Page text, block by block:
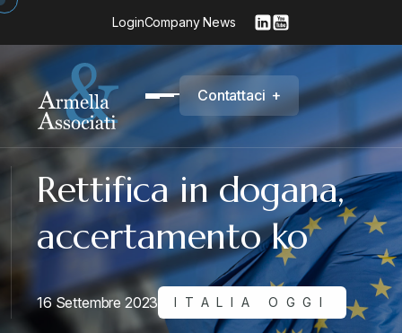
LoginCompany News
Contattaci +
Rettifica in dogana,
accertamento ko
16 Settembre 2023 ITALIA OGGI